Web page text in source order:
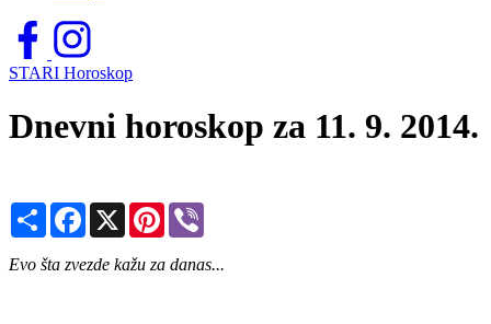
STARI Horoskop
Dnevni horoskop za 11. 9. 2014.
Share Facebook
X Pinterest
Evo šta zvezde kažu za danas...